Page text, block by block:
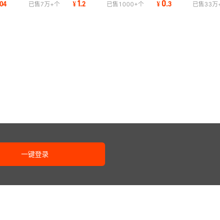
板挂片
04 已售7万+个
铁片固定件
¥1.2 已售 1000+个
长窄铰链
¥0.3 已售33万
一键登录